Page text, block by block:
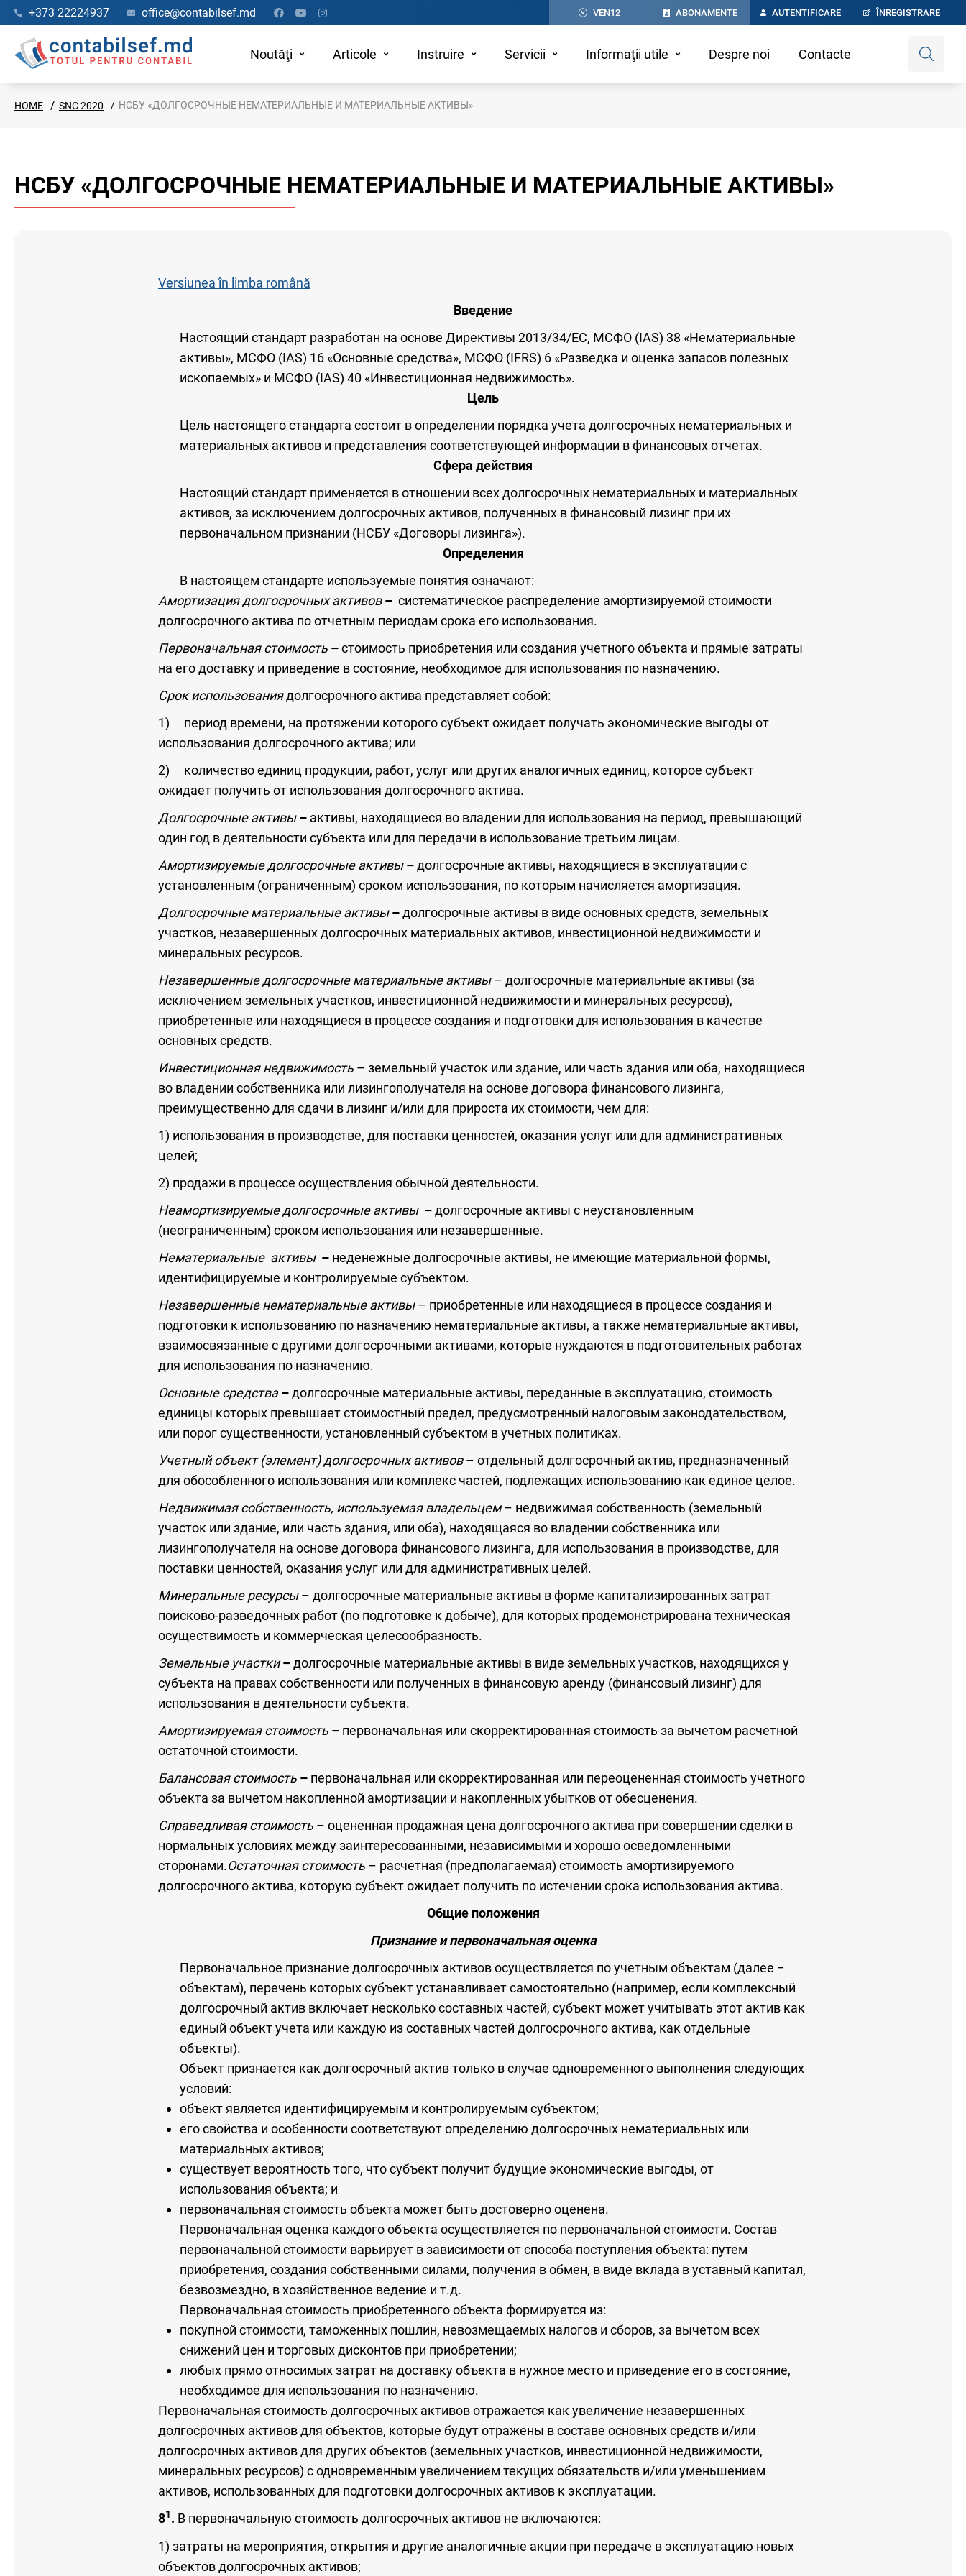
+373 22224937 office@contabilsef.md VEN12 ABONAMENTE AUTENTIFICARE ÎNREGISTRARE
Noutăţi Articole Instruire Servicii Informaţii utile Despre noi Contacte
HOME SNC 2020 НСБУ «ДОЛГОСРОЧНЫЕ НЕМАТЕРИАЛЬНЫЕ И МАТЕРИАЛЬНЫЕ АКТИВЫ»
НСБУ «ДОЛГОСРОЧНЫЕ НЕМАТЕРИАЛЬНЫЕ И МАТЕРИАЛЬНЫЕ АКТИВЫ»
Versiunea în limba română
Введение
Настоящий стандарт разработан на основе Директивы 2013/34/ЕС, МСФО (IAS) 38 «Нематериальные
активы», МСФО (IAS) 16 «Основные средства», МСФО (IFRS) 6 «Разведка и оценка запасов полезных
ископаемых» и МСФО (IAS) 40 «Инвестиционная недвижимость».
Цель
Цель настоящего стандарта состоит в определении порядка учета долгосрочных нематериальных и
материальных активов и представления соответствующей информации в финансовых отчетах.
Сфера действия
Настоящий стандарт применяется в отношении всех долгосрочных нематериальных и материальных
активов, за исключением долгосрочных активов, полученных в финансовый лизинг при их
первоначальном признании (НСБУ «Договоры лизинга»).
Определения
В настоящем стандарте используемые понятия означают:
Амортизация долгосрочных активов– систематическое распределение амортизируемой стоимости
долгосрочного актива по отчетным периодам срока его использования.
Первоначальная стоимость –стоимость приобретения или создания учетного объекта и прямые затраты
на его доставку и приведение в состояние, необходимое для использования по назначению.
Срок использованиядолгосрочного актива представляет собой:
1) период времени, на протяжении которого субъект ожидает получать экономические выгоды от
использования долгосрочного актива; или
2) количество единиц продукции, работ, услуг или других аналогичных единиц, которое субъект
ожидает получить от использования долгосрочного актива.
Долгосрочные активы– активы, находящиеся во владении для использования на период, превышающий
один год в деятельности субъекта или для передачи в использование третьим лицам.
Амортизируемые долгосрочные активы–долгосрочные активы, находящиеся в эксплуатации с
установленным (ограниченным) сроком использования, по которым начисляется амортизация.
Долгосрочные материальные активы –долгосрочные активы в виде основных средств, земельных
участков, незавершенных долгосрочных материальных активов, инвестиционной недвижимости и
минеральных ресурсов.
Незавершенные долгосрочные материальные активы– долгосрочные материальные активы (за
исключением земельных участков, инвестиционной недвижимости и минеральных ресурсов),
приобретенные или находящиеся в процессе создания и подготовки для использования в качестве
основных средств.
Инвестиционная недвижимость – земельный участок или здание, или часть здания или оба, находящиеся
во владении собственника или лизингополучателя на основе договора финансового лизинга,
преимущественно для сдачи в лизинг и/или для прироста их стоимости, чем для:
1) использования в производстве, для поставки ценностей, оказания услуг или для административных
целей;
2) продажи в процессе осуществления обычной деятельности.
Неамортизируемые долгосрочные активы –долгосрочные активы с неустановленным
(неограниченным) сроком использования или незавершенные.
Нематериальные активы – неденежные долгосрочные активы, не имеющие материальной формы,
идентифицируемые и контролируемые субъектом.
Незавершенные нематериальные активы– приобретенные или находящиеся в процессе создания и
подготовки к использованию по назначению нематериальные активы, а также нематериальные активы,
взаимосвязанные с другими долгосрочными активами, которые нуждаются в подготовительных работах
для использования по назначению.
Основные средства –долгосрочные материальные активы, переданные в эксплуатацию, стоимость
единицы которых превышает стоимостный предел, предусмотренный налоговым законодательством,
или порог существенности, установленный субъектом в учетных политиках.
Учетный объект (элемент) долгосрочных активов– отдельный долгосрочный актив, предназначенный
для обособленного использования или комплекс частей, подлежащих использованию как единое целое.
Недвижимая собственность, используемая владельцем– недвижимая собственность (земельный
участок или здание, или часть здания, или оба), находящаяся во владении собственника или
лизингополучателя на основе договора финансового лизинга, для использования в производстве, для
поставки ценностей, оказания услуг или для административных целей.
Минеральные ресурсы– долгосрочные материальные активы в форме капитализированных затрат
поисково-разведочных работ (по подготовке к добыче), для которых продемонстрирована техническая
осуществимость и коммерческая целесообразность.
Земельные участки–долгосрочные материальные активы в виде земельных участков, находящихся у
субъекта на правах собственности или полученных в финансовую аренду (финансовый лизинг) для
использования в деятельности субъекта.
Амортизируемая стоимость – первоначальная или скорректированная стоимость за вычетом расчетной
остаточной стоимости.
Балансовая стоимость – первоначальная или скорректированная или переоцененная стоимость учетного
объекта за вычетом накопленной амортизации и накопленных убытков от обесценения.
Справедливая стоимость – оцененная продажная цена долгосрочного актива при совершении сделки в
нормальных условиях между заинтересованными, независимыми и хорошо осведомленными
сторонами.Остаточная стоимость – расчетная (предполагаемая) стоимость амортизируемого
долгосрочного актива, которую субъект ожидает получить по истечении срока использования актива.
Общие положения
Признание и первоначальная оценка
Первоначальное признание долгосрочных активов осуществляется по учетным объектам (далее −
объектам), перечень которых субъект устанавливает самостоятельно (например, если комплексный
долгосрочный актив включает несколько составных частей, субъект может учитывать этот актив как
единый объект учета или каждую из составных частей долгосрочного актива, как отдельные
объекты).
Объект признается как долгосрочный актив только в случае одновременного выполнения следующих
условий:
объект является идентифицируемым и контролируемым субъектом;
его свойства и особенности соответствуют определению долгосрочных нематериальных или
материальных активов;
существует вероятность того, что субъект получит будущие экономические выгоды, от
использования объекта; и
первоначальная стоимость объекта может быть достоверно оценена.
Первоначальная оценка каждого объекта осуществляется по первоначальной стоимости. Состав
первоначальной стоимости варьирует в зависимости от способа поступления объекта: путем
приобретения, создания собственными силами, получения в обмен, в виде вклада в уставный капитал,
безвозмездно, в хозяйственное ведение и т.д.
Первоначальная стоимость приобретенного объекта формируется из:
покупной стоимости, таможенных пошлин, невозмещаемых налогов и сборов, за вычетом всех
снижений цен и торговых дисконтов при приобретении;
любых прямо относимых затрат на доставку объекта в нужное место и приведение его в состояние,
необходимое для использования по назначению.
Первоначальная стоимость долгосрочных активов отражается как увеличение незавершенных
долгосрочных активов для объектов, которые будут отражены в составе основных средств и/или
долгосрочных активов для других объектов (земельных участков, инвестиционной недвижимости,
минеральных ресурсов) с одновременным увеличением текущих обязательств и/или уменьшением
активов, использованных для подготовки долгосрочных активов к эксплуатации.
81. В первоначальную стоимость долгосрочных активов не включаются:
1) затраты на мероприятия, открытия и другие аналогичные акции при передаче в эксплуатацию новых
объектов долгосрочных активов;